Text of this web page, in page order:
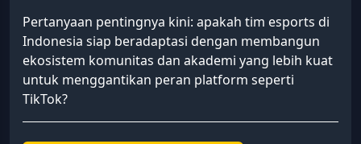
Pertanyaan pentingnya kini: apakah tim esports di
Indonesia siap beradaptasi dengan membangun
ekosistem komunitas dan akademi yang lebih kuat
untuk menggantikan peran platform seperti
TikTok?